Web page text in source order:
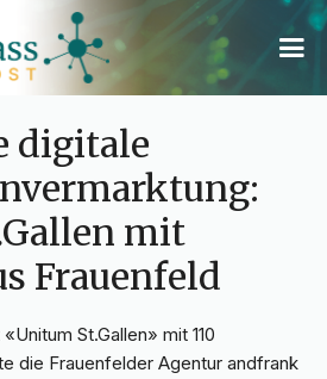
digitale
mit
Frauenfeld
St.Gallen» mit 110
die Frauenfelder Agentur andfrank